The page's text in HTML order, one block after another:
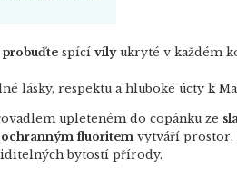
probuďte spící vílyukryté v každém
lásky, respektu a hluboké úcty k
upleteném do copánku ze
fluoritem vytváří prostor,
bytostí přírody.